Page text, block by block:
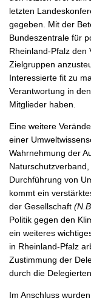
letzten
gegeben. Mit der
Bundeszentrale für
Rheinland-Pfalz den
Zielgruppen
Interessierte fit zu
Verantwortung in
Mitglieder haben.
Eine weitere
einer
Wahrnehmung der
Durchführung von
kommt ein
der Gesellschaft
Politik gegen den
ein weiteres
in Rheinland-Pfalz
Zustimmung der
durch die
Im Anschluss